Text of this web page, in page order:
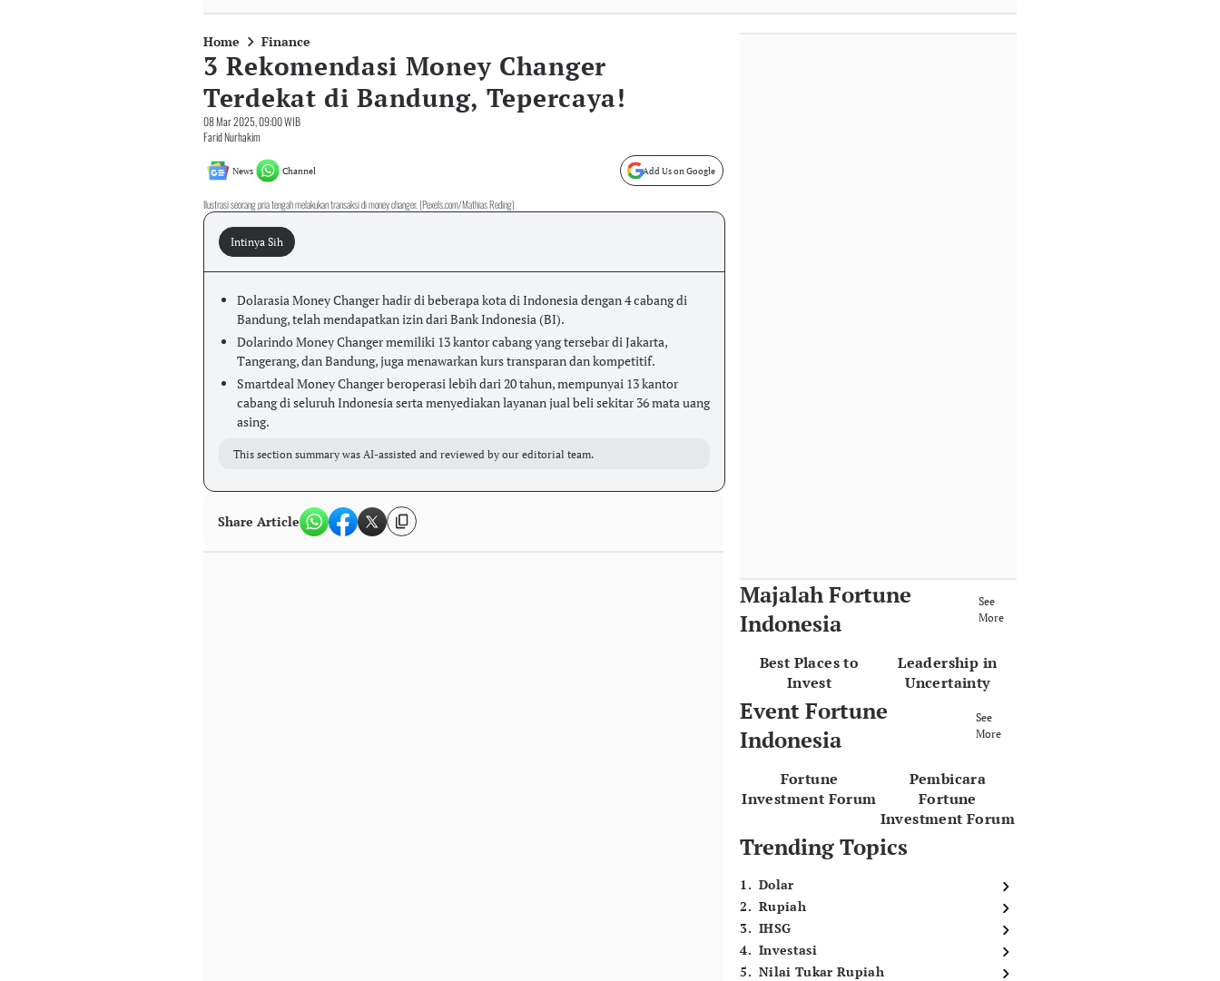
Home Finance
3 Rekomendasi Money Changer
Terdekat di Bandung, Tepercaya!
08 Mar 2025, 09:00 WIB
Farid Nurhakim
News Channel Add Us on Google
Ilustrasi seorang pria tengah melakukan transaksi di money changer. (Pexels.com/Mathias Reding)
Intinya Sih
Dolarasia Money Changer hadir di beberapa kota di Indonesia dengan 4 cabang di
Bandung, telah mendapatkan izin dari Bank Indonesia (BI).
Dolarindo Money Changer memiliki 13 kantor cabang yang tersebar di Jakarta,
Tangerang, dan Bandung, juga menawarkan kurs transparan dan kompetitif.
Smartdeal Money Changer beroperasi lebih dari 20 tahun, mempunyai 13 kantor
cabang di seluruh Indonesia serta menyediakan layanan jual beli sekitar 36 mata uang
asing.
This section summary was AI-assisted and reviewed by our editorial team.
Share Article
Majalah Fortune
Indonesia
See
More
Best Places to
Invest
Leadership in
Uncertainty
Event Fortune
Indonesia
See
More
Fortune
Investment Forum
Pembicara
Fortune
Investment Forum
Trending Topics
1. Dolar
2. Rupiah
3. IHSG
4. Investasi
5. Nilai Tukar Rupiah